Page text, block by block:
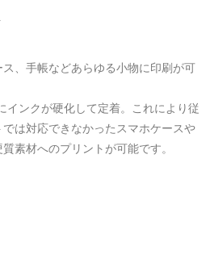
、手帳などあらゆる小物に印刷が可
インクが硬化して定着。これにより従
は対応できなかったスマホケースや
素材へのプリントが可能です。